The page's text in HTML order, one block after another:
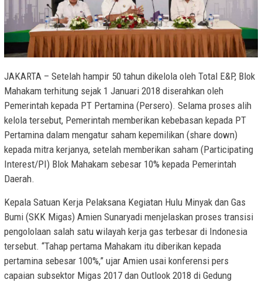
JAKARTA – Setelah hampir 50 tahun dikelola oleh Total E&P, Blok
Mahakam terhitung sejak 1 Januari 2018 diserahkan oleh
Pemerintah kepada PT Pertamina (Persero). Selama proses alih
kelola tersebut, Pemerintah memberikan kebebasan kepada PT
Pertamina dalam mengatur saham kepemilikan (share down)
kepada mitra kerjanya, setelah memberikan saham (Participating
Interest/PI) Blok Mahakam sebesar 10% kepada Pemerintah
Daerah.
Kepala Satuan Kerja Pelaksana Kegiatan Hulu Minyak dan Gas
Bumi (SKK Migas) Amien Sunaryadi menjelaskan proses transisi
pengololaan salah satu wilayah kerja gas terbesar di Indonesia
tersebut. “Tahap pertama Mahakam itu diberikan kepada
pertamina sebesar 100%,” ujar Amien usai konferensi pers
capaian subsektor Migas 2017 dan Outlook 2018 di Gedung